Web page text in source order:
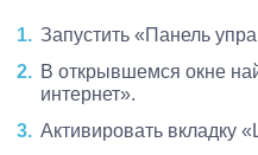
Запустить «Панель
В открывшемся окне
интернет».
Активировать вкладку